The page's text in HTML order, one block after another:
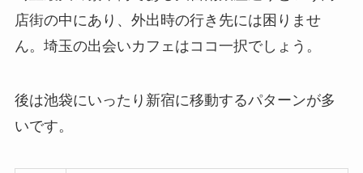
店街の中にあり、外出時の行き先には困りませ
ん。埼玉の出会いカフェはココ一択でしょう。
後は池袋にいったり新宿に移動するパターンが多
いです。